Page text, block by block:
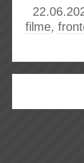
filme,